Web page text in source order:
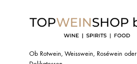
Ob Rotwein, Weisswein, Roséwein oder